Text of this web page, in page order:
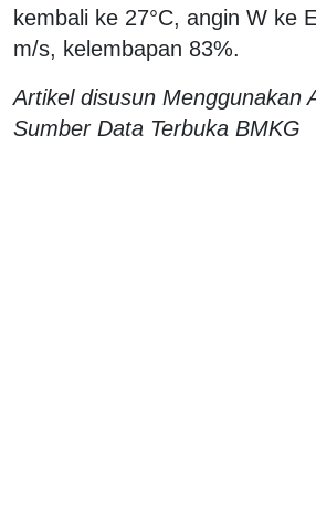
kembali ke 27°C, angin W ke
m/s, kelembapan 83%.
Artikel disusun Menggunakan
Sumber Data Terbuka BMKG